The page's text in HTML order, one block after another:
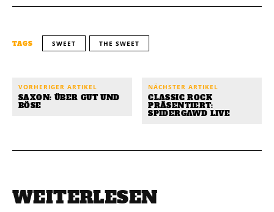
TAGS SWEET THE SWEET
VORHERIGER ARTIKEL
SAXON: ÜBER GUT UND
BÖSE
NÄCHSTER ARTIKEL
CLASSIC ROCK
PRÄSENTIERT:
SPIDERGAWD LIVE
WEITERLESEN